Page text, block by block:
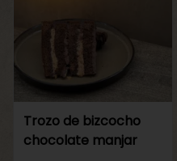
Trozo de bizcocho
chocolate manjar